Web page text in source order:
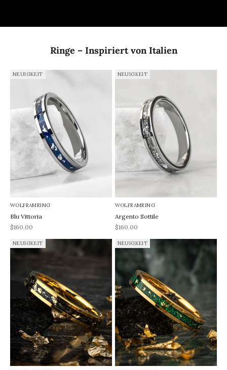
Ringe – Inspiriert von Italien
NEUIGKEIT
WOLFRAMRING
Blu Vittoria
REA-pris
$160.00
NEUIGKEIT
WOLFRAMRING
Argento Sottile
REA-pris
$160.00
NEUIGKEIT NEUIGKEIT